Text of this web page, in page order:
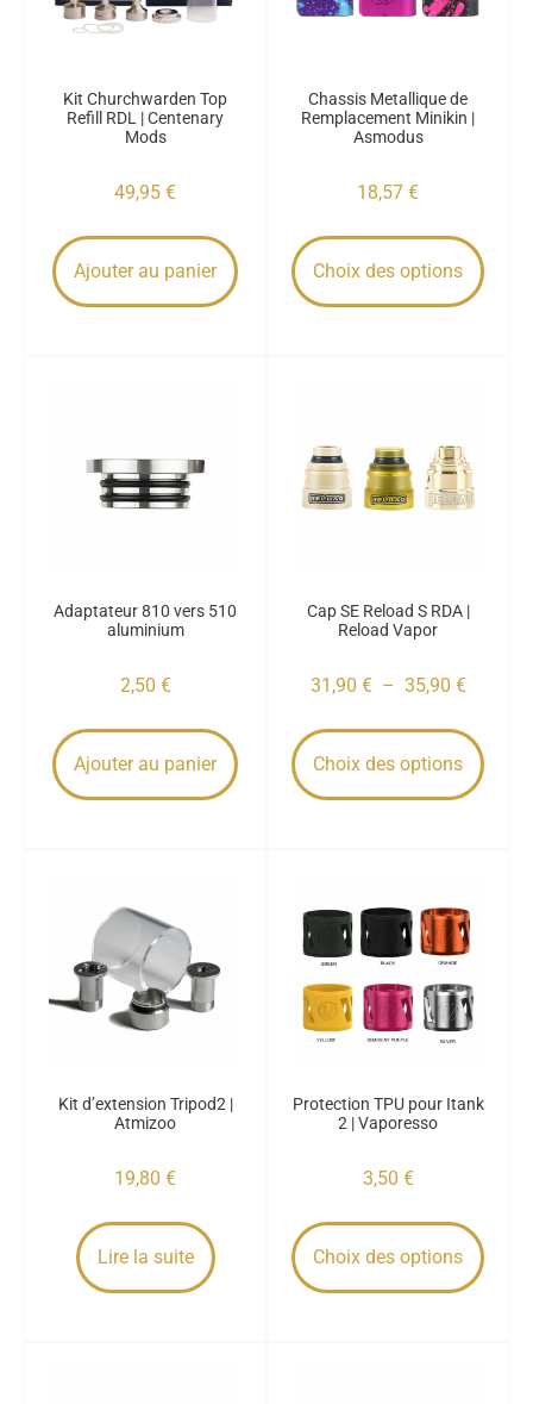
Kit Churchwarden Top
Refill RDL | Centenary
Mods
49,95 €
Ajouter au panier
Chassis Metallique de
Remplacement Minikin |
Asmodus
18,57 €
Choix des options
Adaptateur 810 vers 510
aluminium
2,50 €
Ajouter au panier
Cap SE Reload S RDA |
Reload Vapor
31,90 € – 35,90 €
Choix des options
Kit d’extension Tripod2 |
Atmizoo
19,80 €
Lire la suite
Protection TPU pour Itank
2 | Vaporesso
3,50 €
Choix des options